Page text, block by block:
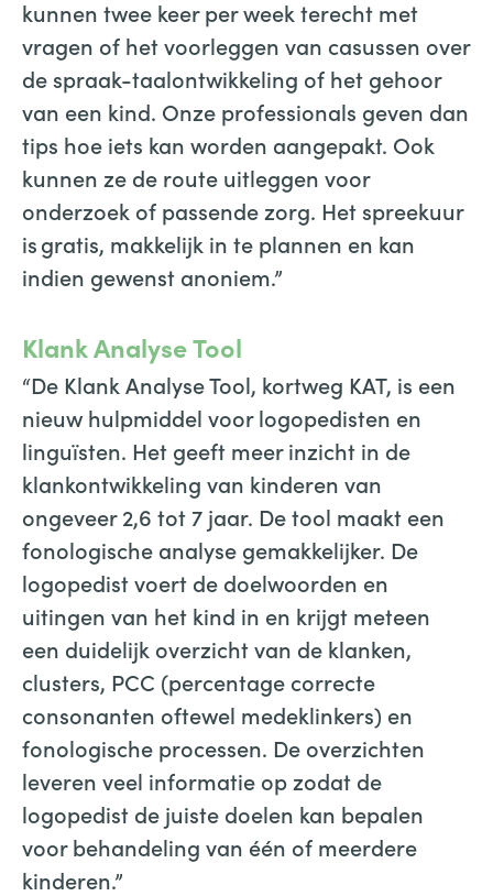
kunnen twee keer per week terecht met
vragen of het voorleggen van casussen over
de spraak-taalontwikkeling of het gehoor
van een kind. Onze professionals geven dan
tips hoe iets kan worden aangepakt. Ook
kunnen ze de route uitleggen voor
onderzoek of passende zorg. Het spreekuur
is gratis, makkelijk in te plannen en kan
indien gewenst anoniem.”
Klank Analyse Tool
“De Klank Analyse Tool, kortweg KAT, is een
nieuw hulpmiddel voor logopedisten en
linguïsten. Het geeft meer inzicht in de
klankontwikkeling van kinderen van
ongeveer 2,6 tot 7 jaar. De tool maakt een
fonologische analyse gemakkelijker. De
logopedist voert de doelwoorden en
uitingen van het kind in en krijgt meteen
een duidelijk overzicht van de klanken,
clusters, PCC (percentage correcte
consonanten oftewel medeklinkers) en
fonologische processen. De overzichten
leveren veel informatie op zodat de
logopedist de juiste doelen kan bepalen
voor behandeling van één of meerdere
kinderen.”